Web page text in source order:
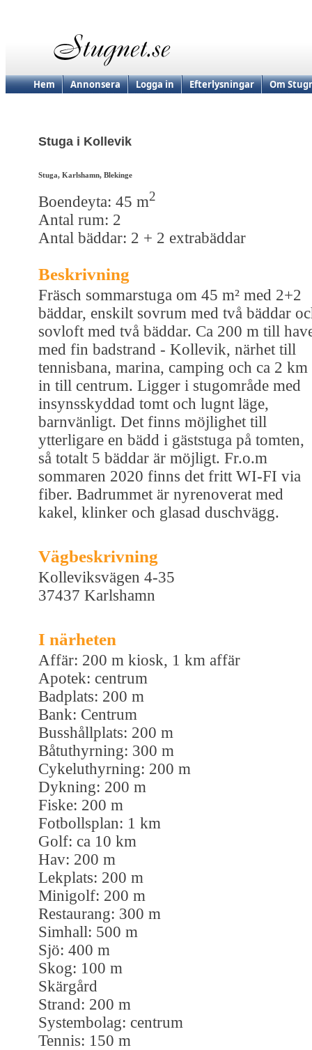
Hem Annonsera Logga in Efterlysningar Om
Stuga i Kollevik
Stuga, Karlshamn, Blekinge
Boendeyta: 45 m2
Antal rum: 2
Antal bäddar: 2 + 2 extrabäddar
Beskrivning
Fräsch sommarstuga om 45 m² med 2+2
bäddar, enskilt sovrum med två bäddar
sovloft med två bäddar. Ca 200 m till
med fin badstrand - Kollevik, närhet till
tennisbana, marina, camping och ca 2 km
in till centrum. Ligger i stugområde med
insynsskyddad tomt och lugnt läge,
barnvänligt. Det finns möjlighet till
ytterligare en bädd i gäststuga på tomten,
så totalt 5 bäddar är möjligt. Fr.o.m
sommaren 2020 finns det fritt WI-FI via
fiber. Badrummet är nyrenoverat med
kakel, klinker och glasad duschvägg.
Vägbeskrivning
Kolleviksvägen 4-35
37437 Karlshamn
I närheten
Affär: 200 m kiosk, 1 km affär
Apotek: centrum
Badplats: 200 m
Bank: Centrum
Busshållplats: 200 m
Båtuthyrning: 300 m
Cykeluthyrning: 200 m
Dykning: 200 m
Fiske: 200 m
Fotbollsplan: 1 km
Golf: ca 10 km
Hav: 200 m
Lekplats: 200 m
Minigolf: 200 m
Restaurang: 300 m
Simhall: 500 m
Sjö: 400 m
Skog: 100 m
Skärgård
Strand: 200 m
Systembolag: centrum
Tennis: 150 m